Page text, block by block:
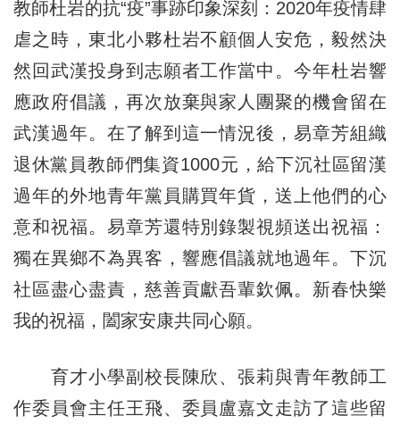
教師杜岩的抗“疫”事跡印象深刻：2020年疫情肆
虐之時，東北小夥杜岩不顧個人安危，毅然決
然回武漢投身到志願者工作當中。今年杜岩響
應政府倡議，再次放棄與家人團聚的機會留在
武漢過年。在了解到這一情況後，易章芳組織
退休黨員教師們集資1000元，給下沉社區留漢
過年的外地青年黨員購買年貨，送上他們的心
意和祝福。易章芳還特別錄製視頻送出祝福：
獨在異鄉不為異客，響應倡議就地過年。下沉
社區盡心盡責，慈善貢獻吾輩欽佩。新春快樂
我的祝福，闔家安康共同心願。
育才小學副校長陳欣、張莉與青年教師工
作委員會主任王飛、委員盧嘉文走訪了這些留